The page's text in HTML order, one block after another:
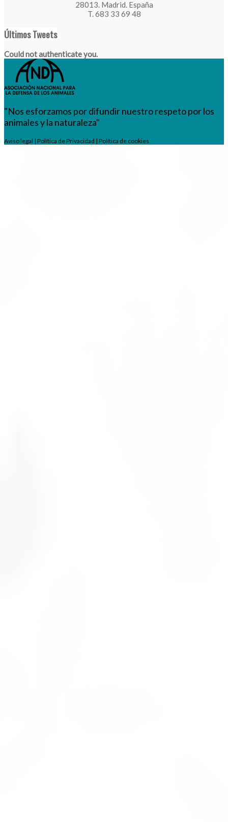
28013. Madrid. España
T. 683 33 69 48
Últimos Tweets
Could not authenticate you.
"Nos esforzamos por difundir nuestro respeto por los
animales y la naturaleza"
Aviso legal | Política de Privacidad | Política de cookies